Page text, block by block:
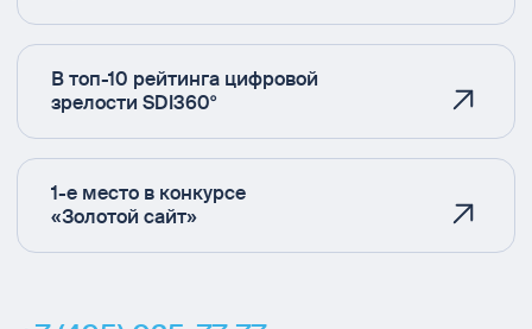
В топ-10 рейтинга цифровой
зрелости SDI360°
1-е место в конкурсе
«Золотой сайт»